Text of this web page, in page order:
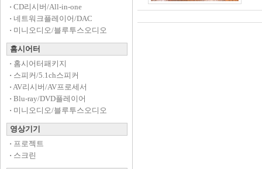
· CD리시버/All-in-one
· 네트워크플레이어/DAC
· 미니오디오/블루투스오디오
홈시어터
· 홈시어터패키지
· 스피커/5.1ch스피커
· AV리시버/AV프로세서
· Blu-ray/DVD플레이어
· 미니오디오/블루투스오디오
영상기기
· 프로젝트
· 스크린